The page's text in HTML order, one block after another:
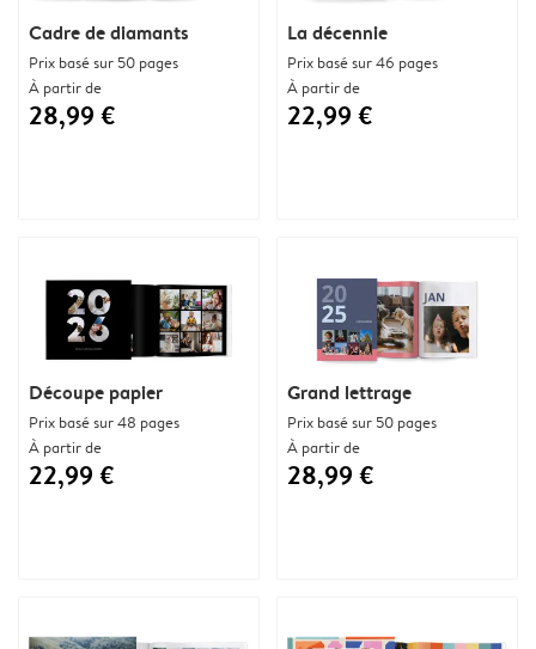
Cadre de diamants
Prix basé sur 50 pages
À partir de
28,99 €
La décennie
Prix basé sur 46 pages
À partir de
22,99 €
Découpe papier
Prix basé sur 48 pages
À partir de
22,99 €
Grand lettrage
Prix basé sur 50 pages
À partir de
28,99 €